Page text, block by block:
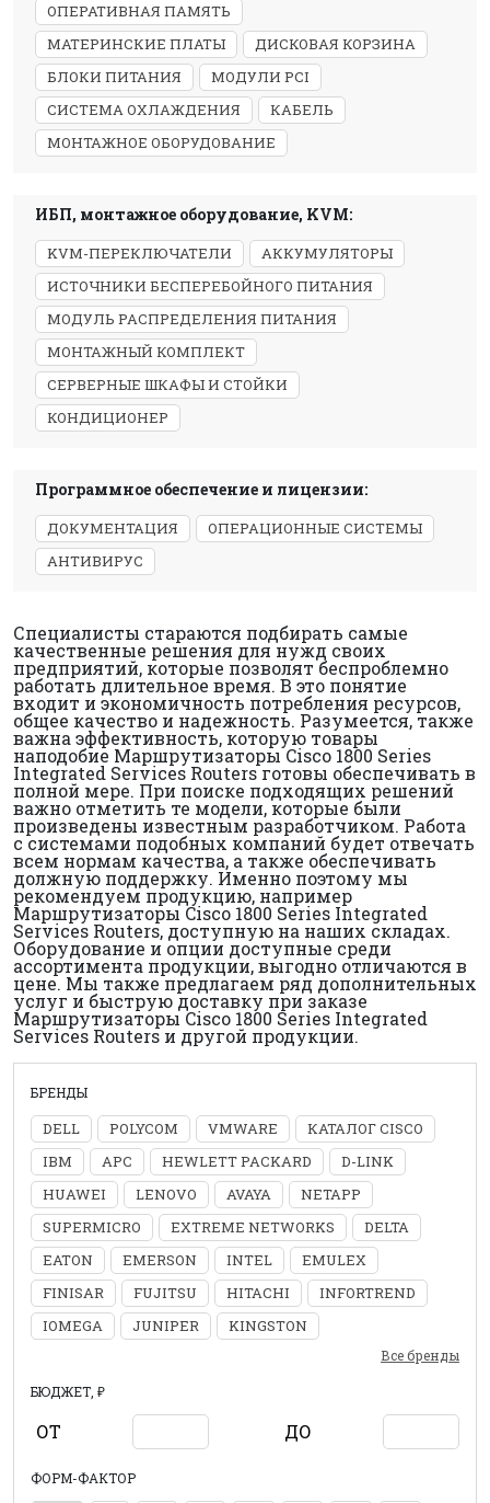
ОПЕРАТИВНАЯ ПАМЯТЬ
МАТЕРИНСКИЕ ПЛАТЫ
ДИСКОВАЯ КОРЗИНА
БЛОКИ ПИТАНИЯ
МОДУЛИ PCI
СИСТЕМА ОХЛАЖДЕНИЯ
КАБЕЛЬ
МОНТАЖНОЕ ОБОРУДОВАНИЕ
ИБП, монтажное оборудование, KVM:
KVM-ПЕРЕКЛЮЧАТЕЛИ
АККУМУЛЯТОРЫ
ИСТОЧНИКИ БЕСПЕРЕБОЙНОГО ПИТАНИЯ
МОДУЛЬ РАСПРЕДЕЛЕНИЯ ПИТАНИЯ
МОНТАЖНЫЙ КОМПЛЕКТ
СЕРВЕРНЫЕ ШКАФЫ И СТОЙКИ
КОНДИЦИОНЕР
Программное обеспечение и лицензии:
ДОКУМЕНТАЦИЯ
ОПЕРАЦИОННЫЕ СИСТЕМЫ
АНТИВИРУС
Специалисты стараются подбирать самые
качественные решения для нужд своих
предприятий, которые позволят беспроблемно
работать длительное время. В это понятие
входит и экономичность потребления ресурсов,
общее качество и надежность. Разумеется, также
важна эффективность, которую товары
наподобие Маршрутизаторы Cisco 1800 Series
Integrated Services Routers готовы обеспечивать в
полной мере. При поиске подходящих решений
важно отметить те модели, которые были
произведены известным разработчиком. Работа
с системами подобных компаний будет отвечать
всем нормам качества, а также обеспечивать
должную поддержку. Именно поэтому мы
рекомендуем продукцию, например
Маршрутизаторы Cisco 1800 Series Integrated
Services Routers, доступную на наших складах.
Оборудование и опции доступные среди
ассортимента продукции, выгодно отличаются в
цене. Мы также предлагаем ряд дополнительных
услуг и быструю доставку при заказе
Маршрутизаторы Cisco 1800 Series Integrated
Services Routers и другой продукции.
БРЕНДЫ
DELL POLYCOM VMWARE
КАТАЛОГ CISCO
IBM
APC HEWLETT PACKARD
D-LINK
HUAWEI
LENOVO AVAYA
NETAPP
SUPERMICRO
EXTREME NETWORKS
DELTA
EATON
EMERSON INTEL
EMULEX
FINISAR
FUJITSU HITACHI
INFORTREND
IOMEGA
JUNIPER KINGSTON
Все бренды
БЮДЖЕТ, ₽
ОТ ДО
ФОРМ-ФАКТОР